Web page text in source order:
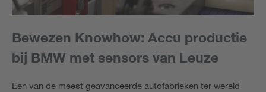
Bewezen Knowhow: Accu productie
bij BMW met sensors van Leuze
Een van de meest geavanceerde autofabrieken ter wereld